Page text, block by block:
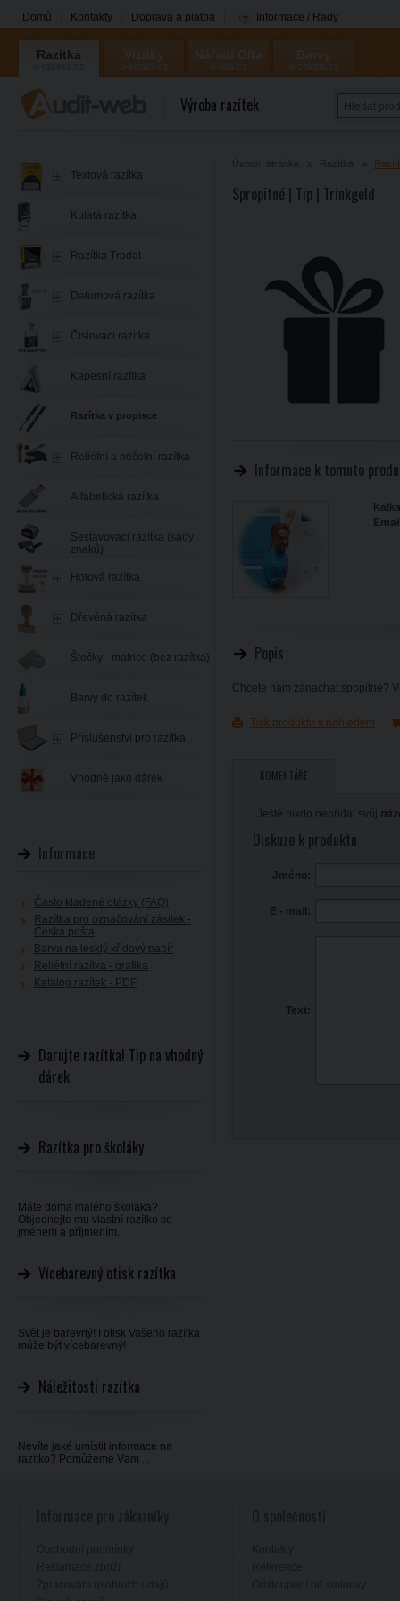
Domů Kontakty Doprava a platba Informace / Rady
Razítka
Coloris
Výroba razítek
Spropitné | Tip | Trinkgeld
Informace k tomuto
Popis
Chcete nám zanachat spopitné?
Tisk produktu s náhledem
KOMENTÁŘE
Ještě nikdo nepřidal svůj
Diskuze k produktu
Jméno:
E - mail:
Text:
Textová razítka
Kulatá razítka
Razítka Trodat
Datumová razítka
Číslovací razítka
Kapesní razítka
Razítka v propisce
Reliéfní a pečetní razítka
Alfabetická razítka
Sestavovací razítka (sady
znaků)
Hotová razítka
Dřevěná razítka
Štočky - matrice (bez razítka)
Barvy do razítek
Příslušenství pro razítka
Vhodné jako dárek
Informace
Často kladené otázky (FAQ)
Razítka pro označování zásilek -
Česká pošta
Barva na lesklý křídový papír
Reliéfní razítka - grafika
Katalog razítek - PDF
Darujte razítka! Tip na vhodný
dárek
Razítka pro školáky
Máte doma malého školáka?
Objednejte mu vlastní razítko se
jménem a příjmením.
Vícebarevný otisk razítka
Svět je barevný! I otisk Vašeho razítka
může být vícebarevný!
Náležitosti razítka
Nevíte jaké umístit informace na
razítko? Pomůžeme Vám ...